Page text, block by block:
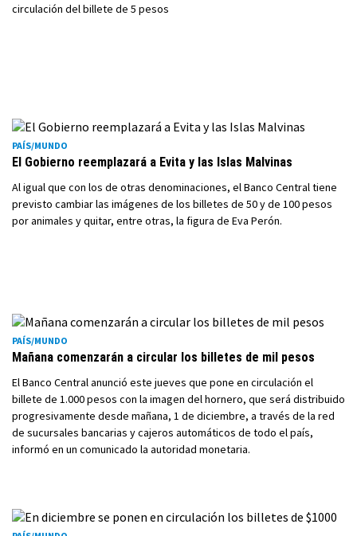
circulación del billete de 5 pesos
PAÍS/MUNDO
El Gobierno reemplazará a Evita y las Islas Malvinas
Al igual que con los de otras denominaciones, el Banco Central tiene
previsto cambiar las imágenes de los billetes de 50 y de 100 pesos
por animales y quitar, entre otras, la figura de Eva Perón.
PAÍS/MUNDO
Mañana comenzarán a circular los billetes de mil pesos
El Banco Central anunció este jueves que pone en circulación el
billete de 1.000 pesos con la imagen del hornero, que será distribuido
progresivamente desde mañana, 1 de diciembre, a través de la red
de sucursales bancarias y cajeros automáticos de todo el país,
informó en un comunicado la autoridad monetaria.